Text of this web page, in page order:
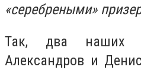
«серебреными»
Так, два наших
Александров и